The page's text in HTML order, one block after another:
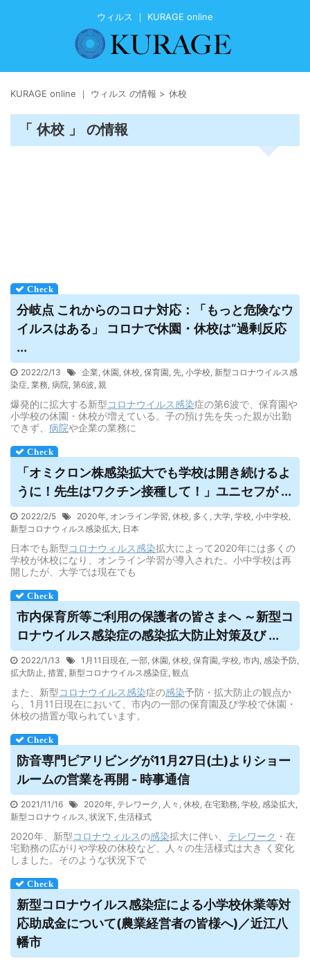
ウィルス ｜ KURAGE online
KURAGE online ｜ ウィルス の情報 > 休校
「 休校 」 の情報
分岐点 これからのコロナ対応：「もっと危険なウ
イルスはある」 コロナで休園・休校は“過剰反応
...
2022/2/13 企業, 休園, 休校, 保育園, 先, 小学校, 新型コロナウイルス感
染症, 業務, 病院, 第6波, 親
爆発的に拡大する新型コロナウイルス感染症の第6波で、保育園や
小学校の休園・休校が増えている。子の預け先を失った親が出勤
できず、 病院や企業の業務に
「オミクロン株感染拡大でも学校は開き続けるよ
うに！先生はワクチン接種して！」ユニセフが ...
2022/2/5 2020年, オンライン学習, 休校, 多く , 大学, 学校, 小中学校,
新型コロナウィルス感染拡大, 日本
日本でも新型コロナウィルス感染拡大によって2020年には多くの
学校が休校になり、オンライン学習が導入された。小中学校は再
開したが、大学では現在でも
市内保育所等ご利用の保護者の皆さまへ ～新型コ
ロナウイルス感染症の感染拡大防止対策及び ...
2022/1/13 1月11日現在, 一部, 休園, 休校, 保育園, 学校, 市内, 感染予防,
拡大防止, 措置, 新型コロナウイルス感染症, 観点
また、新型コロナウイルス感染症の感染予防・拡大防止の観点か
ら、1月11日現在において、市内の一部の保育園及び学校で休園・
休校の措置が取られています。
防音専門ピアリビングが11月27日(土)よりショー
ルームの営業を再開 - 時事通信
2021/11/16 2020年, テレワーク , 人々 , 休校, 在宅勤務, 学校, 感染拡大,
新型コロナウィルス, 状況下, 生活様式
2020年、新型コロナウィルスの感染拡大に伴い、 テレワーク ・在
宅勤務の広がりや学校の休校など、人々の生活様式は大き く変化
しました。そのような状況下で
新型コロナウイルス感染症による小学校休業等対
応助成金について(農業経営者の皆様へ)／近江八
幡市